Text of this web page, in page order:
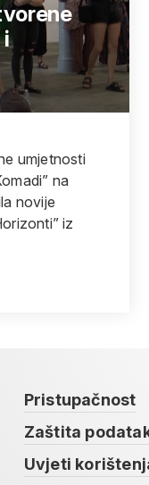
i
umjetnosti
na
novije
iz
Pristupačnost
Zaštita
Uvjeti